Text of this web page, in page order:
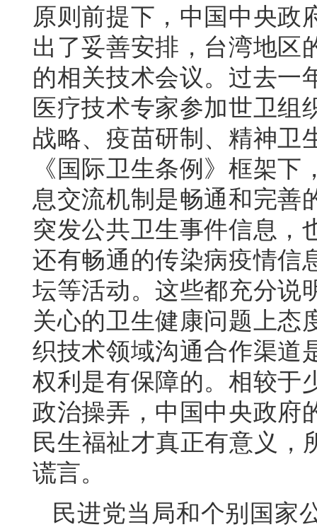
原则前提下，中国中央政
出了妥善安排，台湾地区
的相关技术会议。过去一
医疗技术专家参加世卫组
战略、疫苗研制、精神卫
《国际卫生条例》框架
息交流机制是畅通和完善
突发公共卫生事件信息，
还有畅通的传染病疫情信
坛等活动。这些都充分说
关心的卫生健康问题上态
织技术领域沟通合作渠道
权利是有保障的。相较于
政治操弄，中国中央政府
民生福祉才真正有意义，
谎言。
民进党当局和个别国家